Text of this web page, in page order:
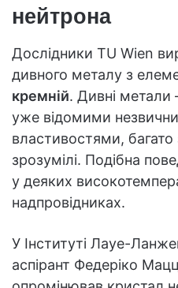
нейтрона
Дослідники TU Wien
дивного металу з
кремній. Дивні метали
уже відомими
властивостями, багато
зрозумілі. Подібна
у деяких
надпровідниках.
У Інституті Лауе-
аспірант Федеріко